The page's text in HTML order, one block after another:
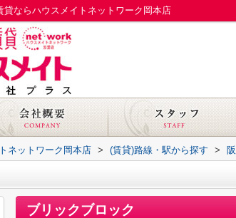
ならハウスメイトネットワーク岡本店
ネットワーク岡本店 > (賃貸)路線・駅から探す >
ブリックブロック